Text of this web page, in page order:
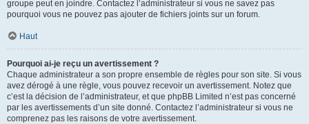
groupe peut en joindre. Contactez l’administrateur si vous ne savez pas
pourquoi vous ne pouvez pas ajouter de fichiers joints sur un forum.
Haut
Pourquoi ai-je reçu un avertissement ?
Chaque administrateur a son propre ensemble de règles pour son site. Si vous
avez dérogé à une règle, vous pouvez recevoir un avertissement. Notez que
c’est la décision de l’administrateur, et que phpBB Limited n’est pas concerné
par les avertissements d’un site donné. Contactez l’administrateur si vous ne
comprenez pas les raisons de votre avertissement.